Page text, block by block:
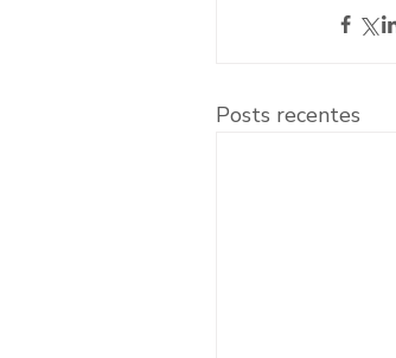
Posts recentes